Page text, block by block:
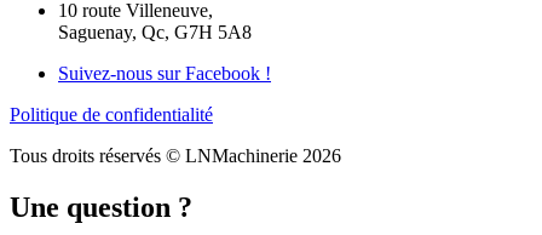
10 route Villeneuve,
Saguenay, Qc, G7H 5A8
Suivez-nous sur Facebook !
Politique de confidentialité
Tous droits réservés © LNMachinerie 2026
Une question ?